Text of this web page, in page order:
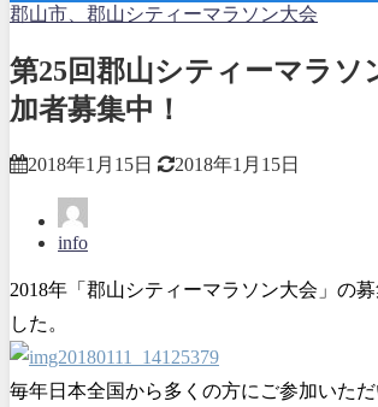
郡山市、郡山シティーマラソン大会
第25回郡山シティーマラソ
加者募集中！
2018年1月15日 2018年1月15日
info
2018年「郡山シティーマラソン大会」の
した。
毎年日本全国から多くの方にご参加いただ